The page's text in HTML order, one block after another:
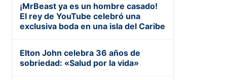
¡MrBeast ya es un hombre casado!
El rey de YouTube celebró una
exclusiva boda en una isla del Caribe
Elton John celebra 36 años de
sobriedad: «Salud por la vida»